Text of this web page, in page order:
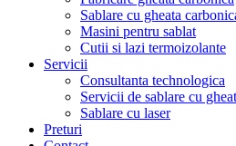
Sablare cu gheata
Masini pentru sablat
Cutii si lazi termoizolante
Servicii
Consultanta technologica
Servicii de sablare cu
Sablare cu laser
Preturi